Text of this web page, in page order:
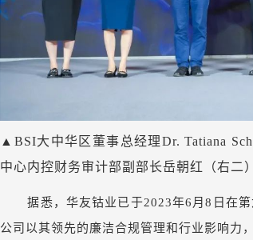
▲BSI大中华区董事总经理Dr. Tatiana
中心内控财务审计部副部长岳朝红（右二
据悉，华友钴业已于2023年6月8日在
公司以其领先的廉洁合规管理和行业影响力